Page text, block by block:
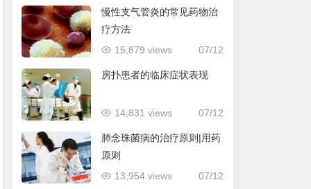
慢性支气管炎的常见药物治
疗方法
07/12
15,879 views
房扑患者的临床症状表现
07/12
14,831 views
肺念珠菌病的治疗原则|用药
原则
07/12
13,954 views